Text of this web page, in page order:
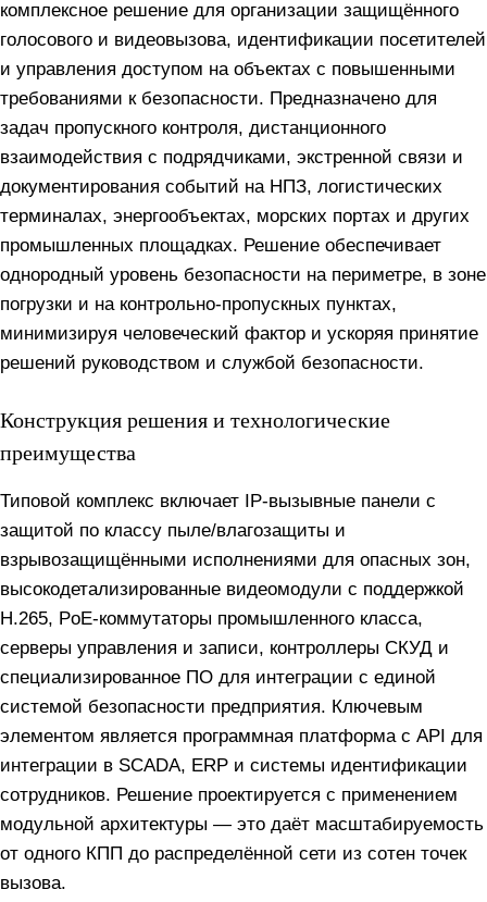
комплексное решение для организации защищённого
голосового и видеовызова, идентификации посетителей
и управления доступом на объектах с повышенными
требованиями к безопасности. Предназначено для
задач пропускного контроля, дистанционного
взаимодействия с подрядчиками, экстренной связи и
документирования событий на НПЗ, логистических
терминалах, энергообъектах, морских портах и других
промышленных площадках. Решение обеспечивает
однородный уровень безопасности на периметре, в зоне
погрузки и на контрольно-пропускных пунктах,
минимизируя человеческий фактор и ускоряя принятие
решений руководством и службой безопасности.
Конструкция решения и технологические
преимущества
Типовой комплекс включает IP-вызывные панели с
защитой по классу пыле/влагозащиты и
взрывозащищёнными исполнениями для опасных зон,
высокодетализированные видеомодули с поддержкой
H.265, PoE-коммутаторы промышленного класса,
серверы управления и записи, контроллеры СКУД и
специализированное ПО для интеграции с единой
системой безопасности предприятия. Ключевым
элементом является программная платформа с API для
интеграции в SCADA, ERP и системы идентификации
сотрудников. Решение проектируется с применением
модульной архитектуры — это даёт масштабируемость
от одного КПП до распределённой сети из сотен точек
вызова.